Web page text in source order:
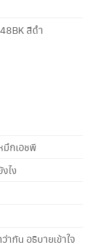
สีดำ
มึกเอชพี
ไง
กัน อธิบายเข้าใจ